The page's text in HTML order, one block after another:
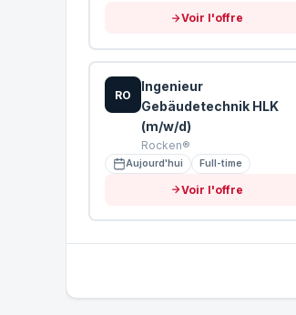
Voir l'offre
RO
Ingenieur
Gebäudetechnik HLK
(m/w/d)
Rocken®
Aujourd'hui Full-time
Voir l'offre